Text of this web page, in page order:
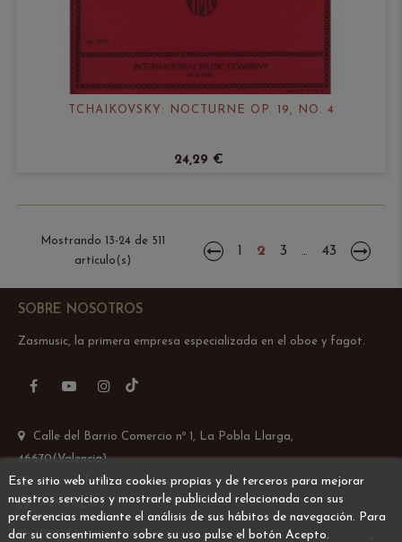
TCHAIKOVSKY: NOCTURNE OP. 19, NO. 4
24,29 €
Mostrando 13-24 de 511
artículo(s)
2 3 43
SOBRE NOSOTROS
Zasmusic, la primera empresa especializada en el oboe y fagot.
FacebookYouTubeInstagram
Calle del Barrio Comercio nº 1, La Pobla Llarga,
46670(Valencia)
Email: info@zasmusic.com
695 962 145
EMPRESA
Este sitio web utiliza cookies propias y de terceros para mejorar
nuestros servicios y mostrarle publicidad relacionada con sus
preferencias mediante el análisis de sus hábitos de navegación. Para
dar su consentimiento sobre su uso pulse el botón Acepto.